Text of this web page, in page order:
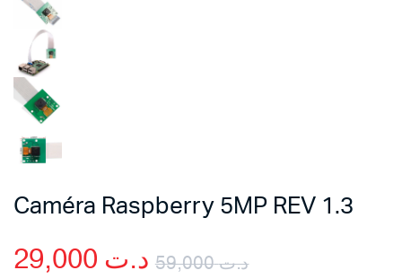
Caméra Raspberry 5MP REV 1.3
د.ت59,000 د.ت